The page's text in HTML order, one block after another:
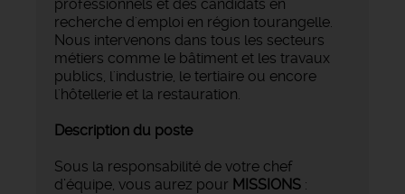
professionnels et des candidats en
recherche d'emploi en région tourangelle.
Nous intervenons dans tous les secteurs
métiers comme le bâtiment et les travaux
publics, l'industrie, le tertiaire ou encore
l'hôtellerie et la restauration.
Description du poste
Sous la responsabilité de votre chef
d’équipe, vous aurez pour MISSIONS :